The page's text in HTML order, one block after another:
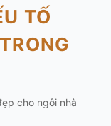
TỐ
cho ngôi nhà